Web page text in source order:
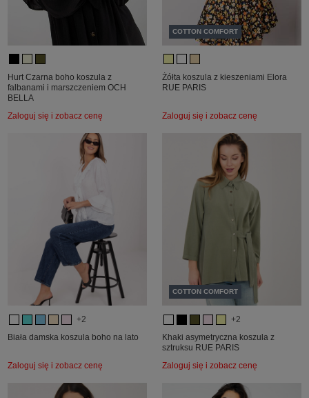
Hurt Czarna boho koszula z
falbanami i marszczeniem OCH
BELLA
Zaloguj się i zobacz cenę
COTTON COMFORT
Żółta koszula z kieszeniami Elora
RUE PARIS
Zaloguj się i zobacz cenę
+2
Biała damska koszula boho na lato
Zaloguj się i zobacz cenę
COTTON COMFORT
+2
Khaki asymetryczna koszula z
sztruksu RUE PARIS
Zaloguj się i zobacz cenę